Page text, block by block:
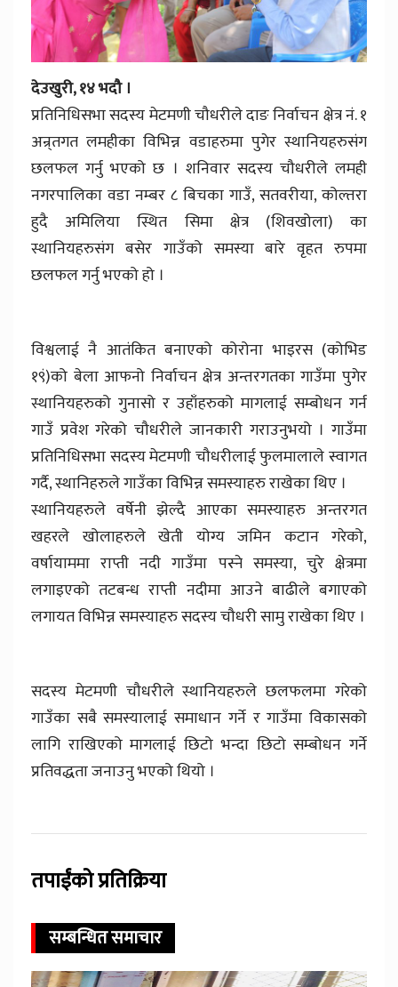
देउखुरी, १४ भदौ ।
प्रतिनिधिसभा सदस्य मेटमणी चौधरीले दाङ निर्वाचन क्षेत्र नं. १
अन्र्तगत लमहीका विभिन्न वडाहरुमा पुगेर स्थानियहरुसंग
छलफल गर्नु भएको छ । शनिवार सदस्य चौधरीले लमही
नगरपालिका वडा नम्बर ८ बिचका गाउँ, सतवरीया, कोल्तरा
हुदै अमिलिया स्थित सिमा क्षेत्र (शिवखोला) का
स्थानियहरुसंग बसेर गाउँको समस्या बारे वृहत रुपमा
छलफल गर्नु भएको हो ।
विश्वलाई नै आतंकित बनाएको कोरोना भाइरस (कोभिड
१९ं)को बेला आफनो निर्वाचन क्षेत्र अन्तरगतका गाउँमा पुगेर
स्थानियहरुको गुनासो र उहाँहरुको मागलाई सम्बोधन गर्न
गाउँ प्रवेश गरेको चौधरीले जानकारी गराउनुभयो । गाउँमा
प्रतिनिधिसभा सदस्य मेटमणी चौधरीलाई फुलमालाले स्वागत
गर्दै, स्थानिहरुले गाउँका विभिन्न समस्याहरु राखेका थिए ।
स्थानियहरुले वर्षेनी झेल्दै आएका समस्याहरु अन्तरगत
खहरले खोलाहरुले खेती योग्य जमिन कटान गरेको,
वर्षायाममा राप्ती नदी गाउँमा पस्ने समस्या, चुरे क्षेत्रमा
लगाइएको तटबन्ध राप्ती नदीमा आउने बाढीले बगाएको
लगायत विभिन्न समस्याहरु सदस्य चौधरी सामु राखेका थिए ।
सदस्य मेटमणी चौधरीले स्थानियहरुले छलफलमा गरेको
गाउँका सबै समस्यालाई समाधान गर्ने र गाउँमा विकासको
लागि राखिएको मागलाई छिटो भन्दा छिटो सम्बोधन गर्ने
प्रतिवद्धता जनाउनु भएको थियो ।
तपाईंको प्रतिक्रिया
सम्बन्धित समाचार